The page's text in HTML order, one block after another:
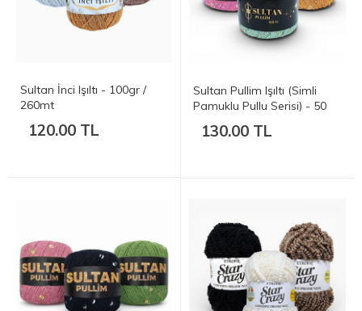
Sultan İnci Işıltı - 100gr /
260mt
120.00 TL
Sultan Pullim Işıltı (Simli
Pamuklu Pullu Serisi) - 50
130.00 TL